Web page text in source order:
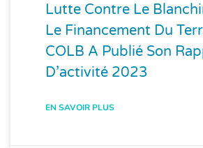
Lutte Contre Le
Le Financement Du
COLB A Publié Son
D’activité 2023
EN SAVOIR PLUS